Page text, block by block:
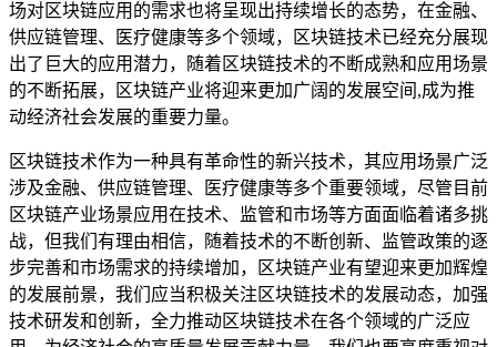
场对区块链应用的需求也将呈现出持续增长的态势，在金融、
供应链管理、医疗健康等多个领域，区块链技术已经充分展现
出了巨大的应用潜力，随着区块链技术的不断成熟和应用场景
的不断拓展，区块链产业将迎来更加广阔的发展空间,成为推
动经济社会发展的重要力量。
区块链技术作为一种具有革命性的新兴技术，其应用场景广泛
涉及金融、供应链管理、医疗健康等多个重要领域，尽管目前
区块链产业场景应用在技术、监管和市场等方面面临着诸多挑
战，但我们有理由相信，随着技术的不断创新、监管政策的逐
步完善和市场需求的持续增加，区块链产业有望迎来更加辉煌
的发展前景，我们应当积极关注区块链技术的发展动态，加强
技术研发和创新，全力推动区块链技术在各个领域的广泛应